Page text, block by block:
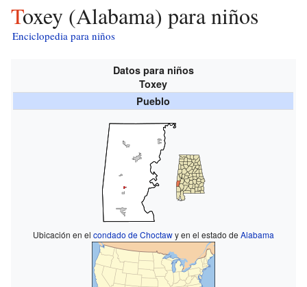
Toxey (Alabama) para niños
Enciclopedia para niños
Datos para niños
Toxey
Pueblo
Ubicación en el condado de Choctawy en el estado de Alabama